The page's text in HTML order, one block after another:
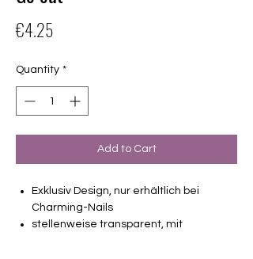
€4.25
Quantity *
Add to Cart
Exklusiv Design, nur erhältlich bei
Charming-Nails
stellenweise transparent, mit